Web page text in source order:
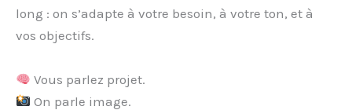
long : on s’adapte à votre besoin, à votre ton, et à
vos objectifs.
Vous parlez projet.
On parle image.